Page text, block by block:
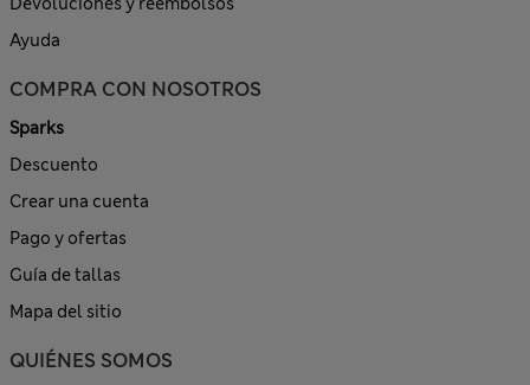
Ayuda
COMPRA CON NOSOTROS
Sparks
Descuento
Crear una cuenta
Pago y ofertas
Guía de tallas
Mapa del sitio
QUIÉNES SOMOS